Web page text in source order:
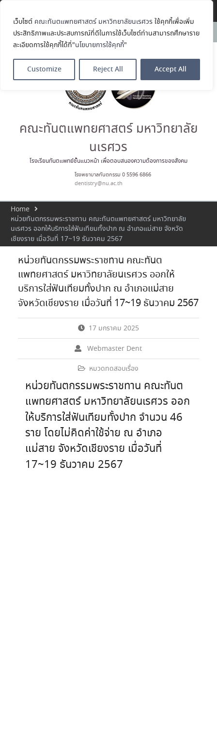
เว็บไซต์ คณะทันตแพทยศาสตร์ มหาวิทยาลัยนเรศวร ใช้คุกกี้เพื่อเพิ่ม
ประสิทธิภาพและประสบการณ์ที่ดีในการใช้เว็บไซต์ท่านสามารถศึกษาราย
ละเอียดการใช้คุกกี้ได้ที่"นโยบายการใช้คุกกี้"
Customize Reject All Accept All
News:
คณะทันตแพทยศาสตร์
มหาวิทยาลัยนเรศวร ร่วมออกบูธ
ประชาสัมพันธ์ หลักสูตรทันตแพทย
ประกาศนียบัตรผู้ช่วยทันตแพทย์
ในโครงการ Open House 2026
ตน ค้นหาตัวเอง
ประกาศคณะทันตแพทยศาสตร์
มหาวิทยาลัยนเรศวร เรื่อง ผู้ผ่าน
การสอบแข่งขันเข้าเป็นพนักงาน
ราชการ (เงินรายได้) ตำแหน่ง ผู้
ประมวลภาพบรรยากาศกิจกรรม
Dent Connect Board Game
2569 ณ คณะทันแพทยศาสตร์
คณะทันตแพทยศาสตร์ มหาวิทยาลัย
นเรศวร
โรงเรียนทันตแพทย์ชั้นแนวหน้า เพื่อตอบสนองความต้องการของสังคม
โรงพยาบาลทันตกรรม 0 5596 6866
dentistry@nu.ac.th
Home
หน่วยทันตกรรมพระราชทาน คณะทันตแพทยศาสตร์ มหาวิทยาลัย
นเรศวร ออกให้บริการใส่ฟันเทียมทั้งปาก ณ อำเภอแม่สาย จังหวัด
เชียงราย เมื่อวันที่ 17~19 ธันวาคม 2567
หน่วยทันตกรรมพระราชทาน คณะทันต
แพทยศาสตร์ มหาวิทยาลัยนเรศวร ออกให้
บริการใส่ฟันเทียมทั้งปาก ณ อำเภอแม่สาย
จังหวัดเชียงราย เมื่อวันที่ 17~19 ธันวาคม 2567
17 มกราคม 2025
Webmaster Dent
หมวดทดสอบเรื่อง
หน่วยทันตกรรมพระราชทาน คณะทันต
แพทยศาสตร์ มหาวิทยาลัยนเรศวร ออก
ให้บริการใส่ฟันเทียมทั้งปาก จำนวน 46
ราย โดยไม่คิดค่าใช้จ่าย ณ อำเภอ
แม่สาย จังหวัดเชียงราย เมื่อวันที่
17~19 ธันวาคม 2567